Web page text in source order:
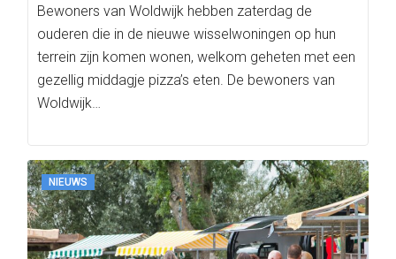
Bewoners van Woldwijk hebben zaterdag de
ouderen die in de nieuwe wisselwoningen op hun
terrein zijn komen wonen, welkom geheten met een
gezellig middagje pizza’s eten. De bewoners van
Woldwijk…
NIEUWS